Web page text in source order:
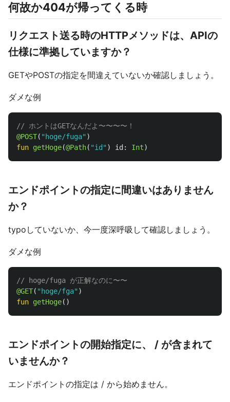
何故か404が帰ってくる時
リクエスト送る時のHTTPメソッドは、APIの
仕様に準拠していますか？
GETやPOSTの指定を間違えていないか確認しましょう。
ダメな例
// ホントはGETなんだよ〜〜〜〜！
@POST( "hoge/fuga" )
fun getHoge(@Path( "id" ) id : Int)
エンドポイントの指定に間違いはありません
か？
typoしていないか、今一度深呼吸して確認しましょう。
ダメな例
// hoge/fuga が正解なのに〜〜
@GET( "hoge/fga" )
fun getHoge()
エンドポイントの開始指定に、 / が含まれて
いませんか？
エンドポイントの指定は / から始めません。